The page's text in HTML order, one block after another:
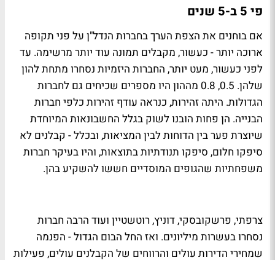
פי 5 ב-5 שנים
אם בוחנים את הצפת הערך בחברות הנדל"ן על פני תקופה
ארוכה יותר - כעשור, מקבלים תמונה עוד יותר מרשימה. עד
לפני כעשור, מעט יותר, החברות היזמיות נסחרו מתחת להון
שלהן. 0.5, 0.8 מההון היו מספרים שכיחים גם לחברות
הגדולות. היתה זהירות, כנראה עודף זהירות כלפי חברות
הבנייה. הן פחות הובנו לשוק בגלל החשבונאות המיוחדת
שיוצרת פער בין הדוחות לבין המציאות, ובכלל - קבלנים לא
סיפקו חלום, סיפקו תנודתיות בתוצאות, והיו בעיקר חברות
משפחתיות שהגופים המוסדיים חששו להשקיע בהן.
צרפתי, פרשקובסקי, דוניץ, רוטשטיין ועוד הרבה חברות
נסחרו בעשרות מיליונים. ואז החל הבום הגדול - הפנמה
שמחירי הדירות עולים והרווחים של הקבלנים עולים, פעילות